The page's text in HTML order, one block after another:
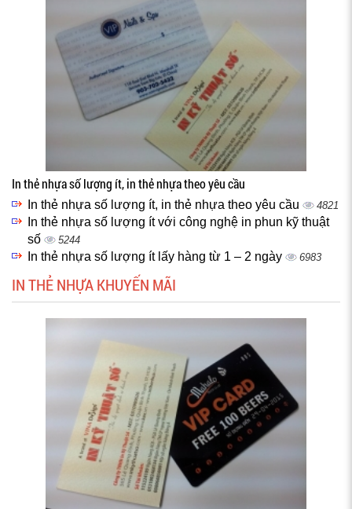
In thẻ nhựa số lượng ít, in thẻ nhựa theo yêu cầu
In thẻ nhựa số lượng ít, in thẻ nhựa theo yêu cầu 4821
In thẻ nhựa số lượng ít với công nghệ in phun kỹ thuật
số
5244
In thẻ nhựa số lượng ít lấy hàng từ 1 – 2 ngày 6983
IN THẺ NHỰA KHUYẾN MÃI